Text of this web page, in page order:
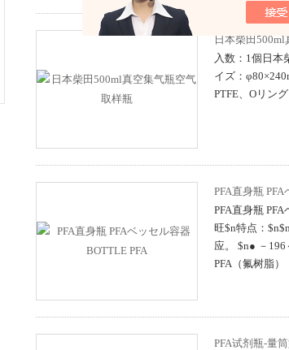
日本柴田
入数：1個日本
イズ：
PTFE、Oリン
PFA直身瓶
PFA直身瓶
旺$n特点：
应。 $n● －
PFA（氟树脂）
PFA试剂瓶-量